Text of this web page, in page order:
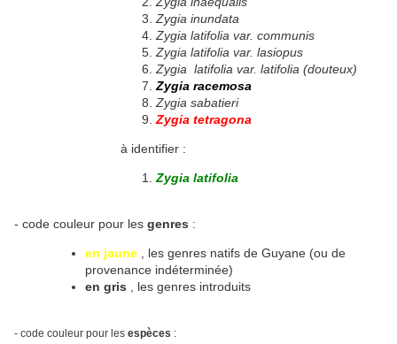
Zygia inundata
Zygia latifolia var. communis
Zygia latifolia var. lasiopus
Zygia latifolia var. latifolia (douteux)
Zygia racemosa
Zygia sabatieri
Zygia tetragona
à identifier :
Zygia latifolia
- code couleur pour les genres :
en jaune
, les genres natifs de Guyane (ou de
provenance indéterminée)
en gris
, les genres introduits
- code couleur pour les espèces :